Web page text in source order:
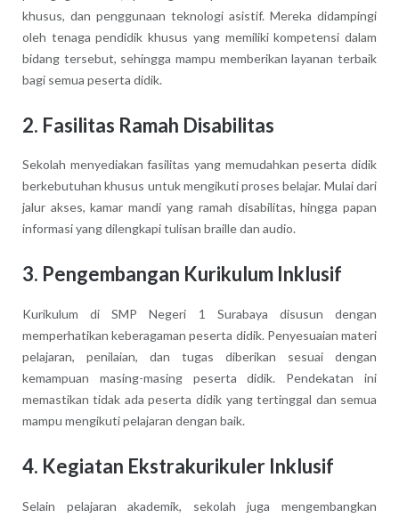
khusus, dan penggunaan teknologi asistif. Mereka didampingi
oleh tenaga pendidik khusus yang memiliki kompetensi dalam
bidang tersebut, sehingga mampu memberikan layanan terbaik
bagi semua peserta didik.
2. Fasilitas Ramah Disabilitas
Sekolah menyediakan fasilitas yang memudahkan peserta didik
berkebutuhan khusus untuk mengikuti proses belajar. Mulai dari
jalur akses, kamar mandi yang ramah disabilitas, hingga papan
informasi yang dilengkapi tulisan braille dan audio.
3. Pengembangan Kurikulum Inklusif
Kurikulum di SMP Negeri 1 Surabaya disusun dengan
memperhatikan keberagaman peserta didik. Penyesuaian materi
pelajaran, penilaian, dan tugas diberikan sesuai dengan
kemampuan masing-masing peserta didik. Pendekatan ini
memastikan tidak ada peserta didik yang tertinggal dan semua
mampu mengikuti pelajaran dengan baik.
4. Kegiatan Ekstrakurikuler Inklusif
Selain pelajaran akademik, sekolah juga mengembangkan